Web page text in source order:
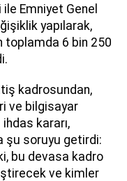
Emniyet Genel
yapılarak,
toplamda 6 bin 250
kadrosundan,
ve bilgisayar
kararı,
şu soruyu getirdi:
bu devasa kadro
ve kimler